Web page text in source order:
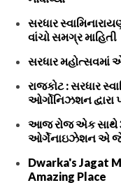
સરધાર
વાંચો સમગ્ર માહિતી
સરધાર મહોત્સવમાં
રાજકોટ : સરધાર
ઓર્ગોનિઝશન
આજ રોજ એક સાથે 3
ઓર્ગેનાઇઝેશન એ
Dwarka's Jagat
Amazing Place